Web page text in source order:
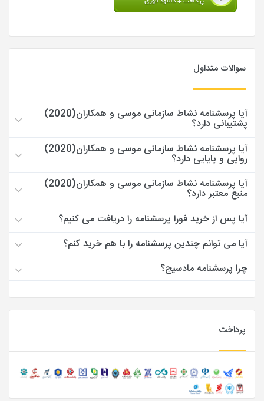
سوالات متداول
آیا پرسشنامه نشاط سازمانی موسی و همکاران(2020)
پشتیبانی دارد؟
آیا پرسشنامه نشاط سازمانی موسی و همکاران(2020)
روایی و پایایی دارد؟
آیا پرسشنامه نشاط سازمانی موسی و همکاران(2020)
منبع معتبر دارد؟
آیا پس از خرید فورا پرسشنامه را دریافت می کنیم؟
آیا می توانم چندین پرسشنامه را با هم خرید کنم؟
چرا پرسشنامه مادسیج؟
پرداخت